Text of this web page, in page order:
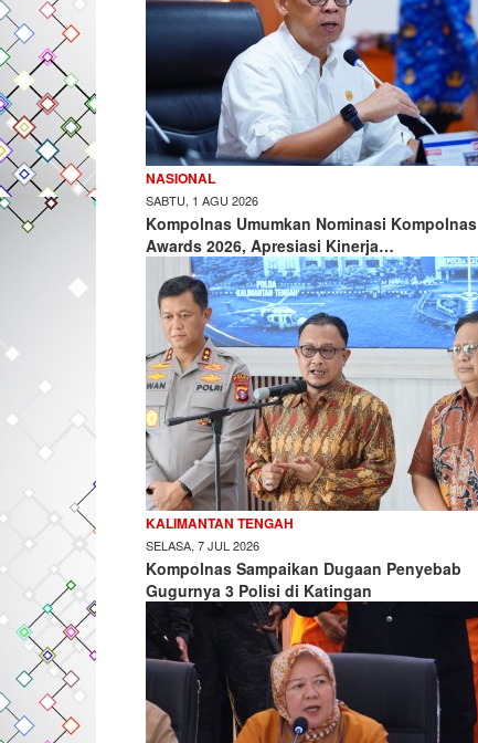
NASIONAL
SABTU, 1 AGU 2026
Kompolnas Umumkan Nominasi Kompolnas
Awards 2026, Apresiasi Kinerja…
KALIMANTAN TENGAH
SELASA, 7 JUL 2026
Kompolnas Sampaikan Dugaan Penyebab
Gugurnya 3 Polisi di Katingan